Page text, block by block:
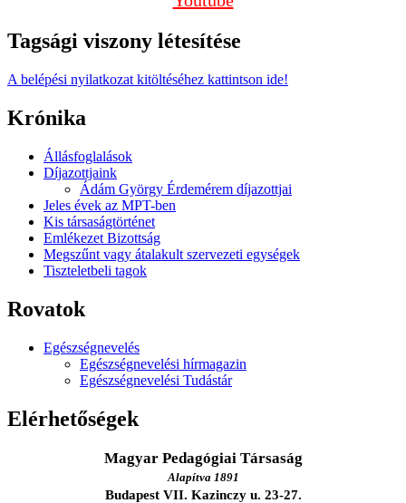
Tagsági viszony létesítése
A belépési nyilatkozat kitöltéséhez kattintson ide!
Krónika
Állásfoglalások
Díjazottjaink
Ádám György Érdemérem díjazottjai
Jeles évek az MPT-ben
Kis társaságtörténet
Emlékezet Bizottság
Megszűnt vagy átalakult szervezeti egységek
Tiszteletbeli tagok
Rovatok
Egészségnevelés
Egészségnevelési hírmagazin
Egészségnevelési Tudástár
Elérhetőségek
Magyar Pedagógiai Társaság
Alapítva 1891
Budapest VII. Kazinczy u. 23-27.